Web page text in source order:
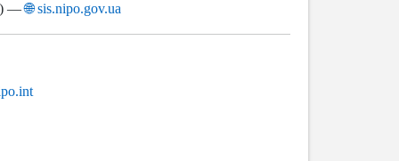
—🌐 sis.nipo.gov.ua